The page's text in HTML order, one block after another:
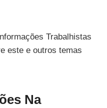
Trabalhistas
este e outros temas
Na